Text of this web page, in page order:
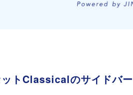
トClassicalのサイドバ